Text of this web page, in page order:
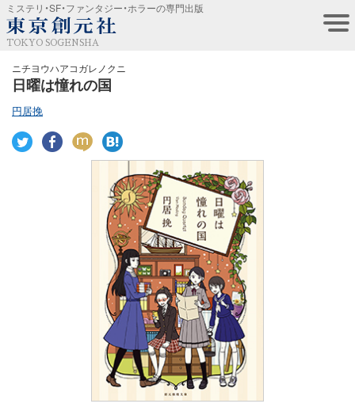
ミステリ・SF・ファンタジー・ホラーの専門出版
TOKYO SOGENSHA
ニチヨウハアコガレノクニ
日曜は憧れの国
円居挽